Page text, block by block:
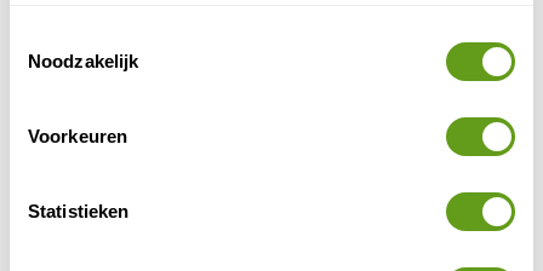
Noodzakelijk
Voorkeuren
Statistieken